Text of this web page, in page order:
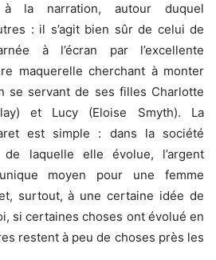
à la narration, autour duquel
: il s’agit bien sûr de celui de
à l’écran par l’excellente
maquerelle cherchant à monter
se servant de ses filles Charlotte
et Lucy (Eloise Smyth). La
est simple : dans la société
laquelle elle évolue, l’argent
moyen pour une femme
surtout, à une certaine idée de
si certaines choses ont évolué en
restent à peu de choses près les